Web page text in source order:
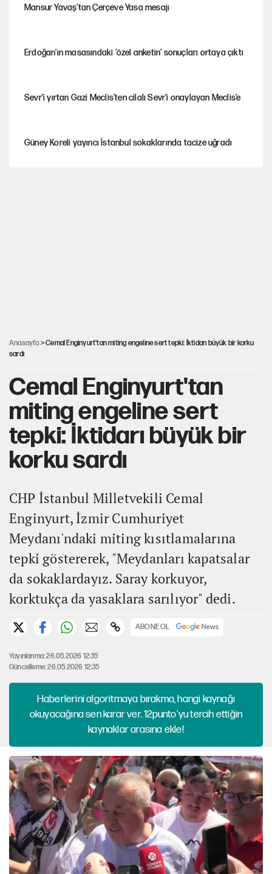
Mansur Yavaş’tan Çerçeve Yasa mesajı
Erdoğan'ın masasındaki 'özel anketin' sonuçları ortaya çıktı
Sevr’i yırtan Gazi Meclis’ten cilalı Sevr’i onaylayan Meclis’e
Güney Koreli yayıncı İstanbul sokaklarında tacize uğradı
Anasayfa > Cemal Enginyurt'tan miting engeline sert tepki: İktidarı büyük bir korku
sardı
Cemal Enginyurt'tan
miting engeline sert
tepki: İktidarı büyük bir
korku sardı
CHP İstanbul Milletvekili Cemal
Enginyurt, İzmir Cumhuriyet
Meydanı'ndaki miting kısıtlamalarına
tepki göstererek, "Meydanları kapatsalar
da sokaklardayız. Saray korkuyor,
korktukça da yasaklara sarılıyor" dedi.
ABONE OL
Yayınlanma: 26.05.2026 12:35
Güncelleme: 26.05.2026 12:35
Haberlerini algoritmaya bırakma, hangi kaynağı
okuyacağına sen karar ver. 12punto'yu tercih ettiğin
kaynaklar arasına ekle!